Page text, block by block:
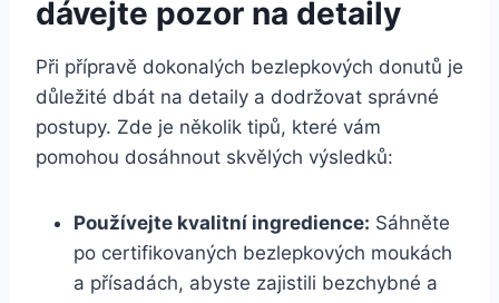
dávejte pozor na detaily
Při přípravě dokonalých bezlepkových donutů je
důležité dbát na detaily a dodržovat správné
postupy. Zde je několik tipů, které vám
pomohou dosáhnout skvělých výsledků:
Používejte kvalitní ingredience: Sáhněte
po certifikovaných bezlepkových moukách
a přísadách, abyste zajistili bezchybné a